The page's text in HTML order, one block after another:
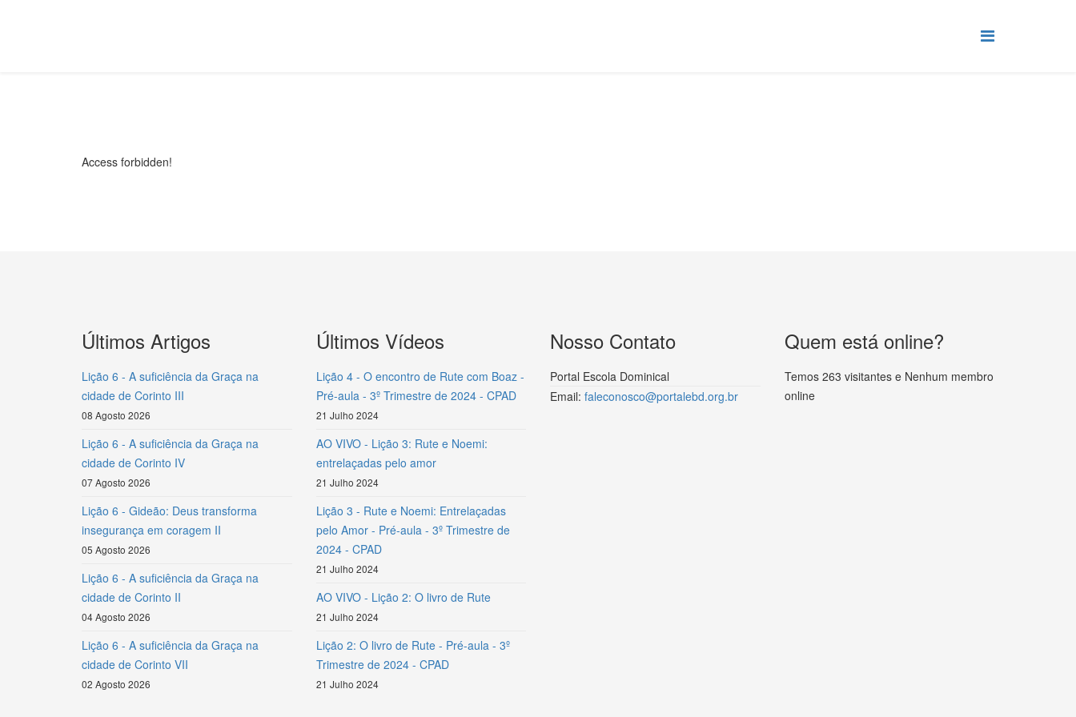
Access forbidden!
Últimos Artigos
Lição 6 - A suficiência da Graça na
cidade de Corinto III
08 Agosto 2026
Lição 6 - A suficiência da Graça na
cidade de Corinto IV
07 Agosto 2026
Lição 6 - Gideão: Deus transforma
insegurança em coragem II
05 Agosto 2026
Lição 6 - A suficiência da Graça na
cidade de Corinto II
04 Agosto 2026
Lição 6 - A suficiência da Graça na
cidade de Corinto VII
02 Agosto 2026
Últimos Vídeos
Lição 4 - O encontro de Rute com Boaz -
Pré-aula - 3º Trimestre de 2024 - CPAD
21 Julho 2024
AO VIVO - Lição 3: Rute e Noemi:
entrelaçadas pelo amor
21 Julho 2024
Lição 3 - Rute e Noemi: Entrelaçadas
pelo Amor - Pré-aula - 3º Trimestre de
2024 - CPAD
21 Julho 2024
AO VIVO - Lição 2: O livro de Rute
21 Julho 2024
Lição 2: O livro de Rute - Pré-aula - 3º
Trimestre de 2024 - CPAD
21 Julho 2024
Nosso Contato
Portal Escola Dominical
Email: faleconosco@portalebd.org.br
Quem está online?
Temos 263 visitantes e Nenhum membro
online